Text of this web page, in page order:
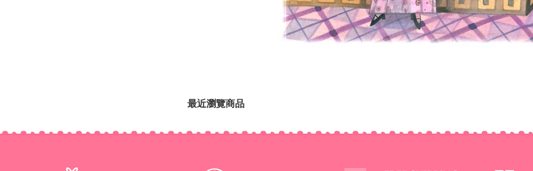
最近瀏覽商品